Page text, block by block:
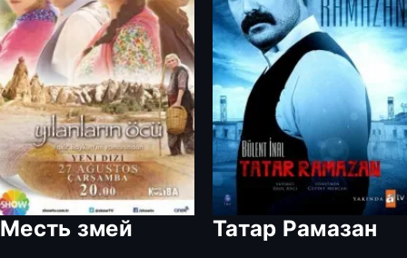
Месть змей Татар Рамазан